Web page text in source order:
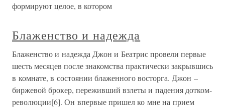
формируют целое, в котором
Блаженство и надежда
Блаженство и надежда Джон и Беатрис провели первые
шесть месяцев после знакомства практически закрывшись
в комнате, в состоянии блаженного восторга. Джон –
биржевой брокер, переживший взлеты и падения дотком-
революции[6]. Он впервые пришел ко мне на прием